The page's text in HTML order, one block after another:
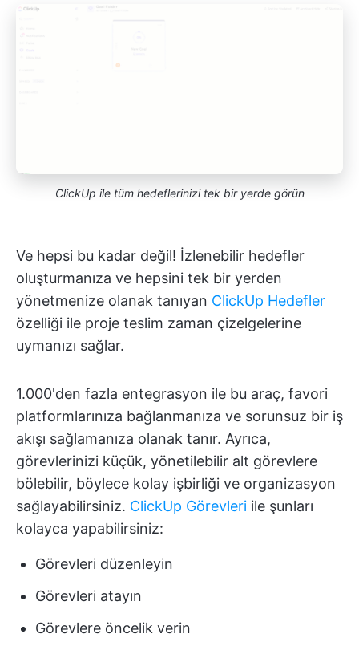
ClickUp ile tüm hedeflerinizi tek bir yerde görün
Ve hepsi bu kadar değil! İzlenebilir hedefler
oluşturmanıza ve hepsini tek bir yerden
yönetmenize olanak tanıyan ClickUp Hedefler
özelliği ile proje teslim zaman çizelgelerine
uymanızı sağlar.
1.000'den fazla entegrasyon ile bu araç, favori
platformlarınıza bağlanmanıza ve sorunsuz bir iş
akışı sağlamanıza olanak tanır. Ayrıca,
görevlerinizi küçük, yönetilebilir alt görevlere
bölebilir, böylece kolay işbirliği ve organizasyon
sağlayabilirsiniz. ClickUp Görevleri ile şunları
kolayca yapabilirsiniz:
Görevleri düzenleyin
Görevleri atayın
Görevlere öncelik verin